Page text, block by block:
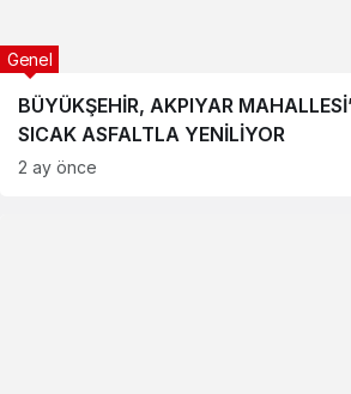
BÜYÜKŞEHİR, AKPIYAR
SICAK ASFALTLA YENİLİYOR
Genel
2 ay önce